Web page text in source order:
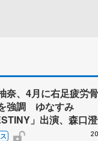
奈、4月に右足疲労
強調 ゆなすみ
」出演、森口
合わせて」